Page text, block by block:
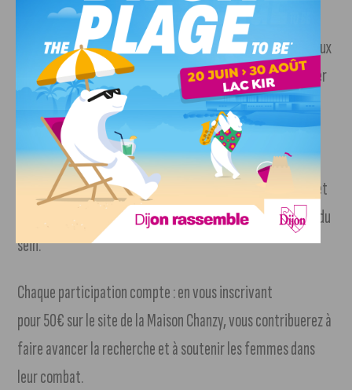
L’intégralité des bénéfices de cette soirée sera reversée aux
associations partenaires de
La Chalonnaise. Pour maximiser
l’impact de cet événement, la Maison Chanzy a sollicité
mécènes locaux, dont J’aime Dijon est fière de faire
partie, afin de prendre en charge les frais d’organisation.
Ainsi, chaque euro récolté ira directement à la recherche et
à l’accompagnement des femmes touchées par le cancer du
sein.
Chaque participation compte : en vous inscrivant
pour 50€ sur le site de la Maison Chanzy, vous contribuerez à
faire avancer la recherche et à soutenir les femmes dans
leur combat.